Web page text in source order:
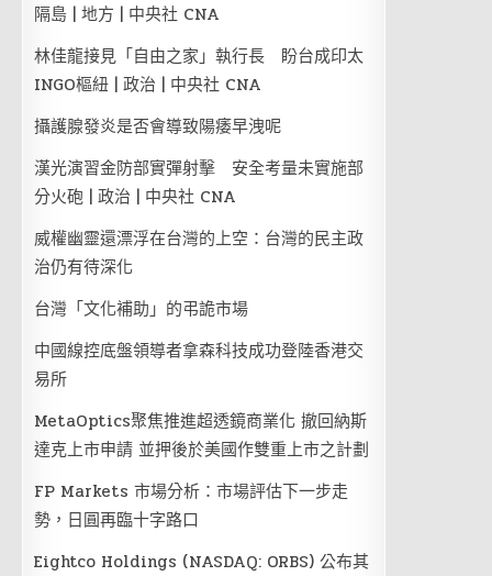
隔島 | 地方 | 中央社 CNA
林佳龍接見「自由之家」執行長 盼台成印太
INGO樞紐 | 政治 | 中央社 CNA
攝護腺發炎是否會導致陽痿早洩呢
漢光演習金防部實彈射擊 安全考量未實施部
分火砲 | 政治 | 中央社 CNA
威權幽靈還漂浮在台灣的上空：台灣的民主政
治仍有待深化
台灣「文化補助」的弔詭市場
中國線控底盤領導者拿森科技成功登陸香港交
易所
MetaOptics聚焦推進超透鏡商業化 撤回納斯
達克上市申請 並押後於美國作雙重上市之計劃
FP Markets 市場分析：市場評估下一步走
勢，日圓再臨十字路口
Eightco Holdings (NASDAQ: ORBS) 公布其